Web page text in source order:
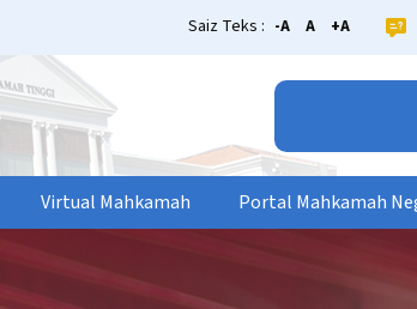
Saiz Teks : -A A +A
Virtual Mahkamah Portal Mahkamah